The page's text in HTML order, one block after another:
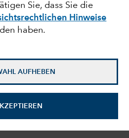
Sie, dass Sie die
Hinweise
haben.
AUFHEBEN